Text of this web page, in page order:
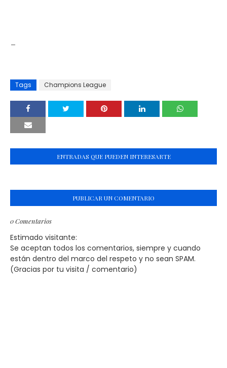
Tags Champions League
ENTRADAS QUE PUEDEN INTERESARTE
PUBLICAR UN COMENTARIO
0 Comentarios
Estimado visitante:
Se aceptan todos los comentarios, siempre y cuando
están dentro del marco del respeto y no sean SPAM.
(Gracias por tu visita / comentario)